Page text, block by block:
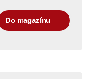
Do magazínu